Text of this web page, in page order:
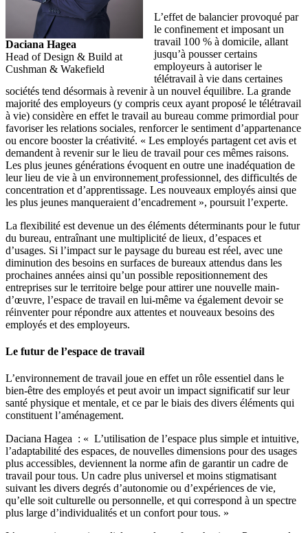
Daciana Hagea
Head of Design & Build at
Cushman & Wakefield
L’effet de balancier provoqué par
le confinement et imposant un
travail 100 % à domicile, allant
jusqu’à pousser certains
employeurs à autoriser le
télétravail à vie dans certaines
sociétés tend désormais à revenir à un nouvel équilibre. La grande
majorité des employeurs (y compris ceux ayant proposé le télétravail
à vie) considère en effet le travail au bureau comme primordial pour
favoriser les relations sociales, renforcer le sentiment d’appartenance
ou encore booster la créativité. « Les employés partagent cet avis et
demandent à revenir sur le lieu de travail pour ces mêmes raisons.
Les plus jeunes générations évoquent en outre une inadéquation de
leur lieu de vie à un environnement professionnel, des difficultés de
concentration et d’apprentissage. Les nouveaux employés ainsi que
les plus jeunes manqueraient d’encadrement », poursuit l’experte.
La flexibilité est devenue un des éléments déterminants pour le futur
du bureau, entraînant une multiplicité de lieux, d’espaces et
d’usages. Si l’impact sur le paysage du bureau est réel, avec une
diminution des besoins en surfaces de bureaux attendus dans les
prochaines années ainsi qu’un possible repositionnement des
entreprises sur le territoire belge pour attirer une nouvelle main-
d’œuvre, l’espace de travail en lui-même va également devoir se
réinventer pour répondre aux attentes et nouveaux besoins des
employés et des employeurs.
Le futur de l’espace de travail
L’environnement de travail joue en effet un rôle essentiel dans le
bien-être des employés et peut avoir un impact significatif sur leur
santé physique et mentale, et ce par le biais des divers éléments qui
constituent l’aménagement.
Daciana Hagea : « L’utilisation de l’espace plus simple et intuitive,
l’adaptabilité des espaces, de nouvelles dimensions pour des usages
plus accessibles, deviennent la norme afin de garantir un cadre de
travail pour tous. Un cadre plus universel et moins stigmatisant
suivant les divers degrés d’autonomie ou d’expériences de vie,
qu’elle soit culturelle ou personnelle, et qui correspond à un spectre
plus large d’individualités et un confort pour tous. »